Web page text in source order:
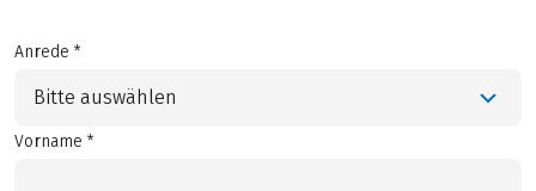
Anrede *
Bitte auswählen
Vorname *